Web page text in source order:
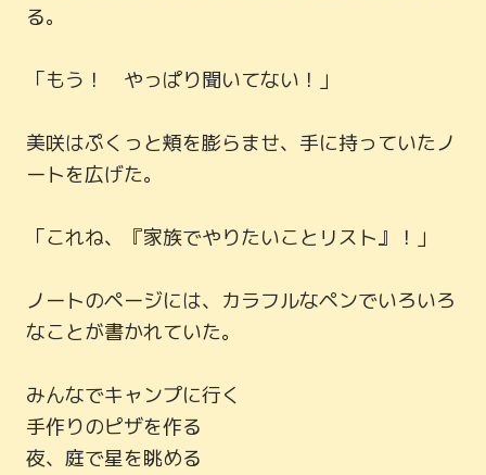
る。
「もう！　やっぱり聞いてない！」
美咲はぷくっと頬を膨らませ、手に持っていたノ
ートを広げた。
「これね、『家族でやりたいことリスト』！」
ノートのページには、カラフルなペンでいろいろ
なことが書かれていた。
みんなでキャンプに行く
手作りのピザを作る
夜、庭で星を眺める